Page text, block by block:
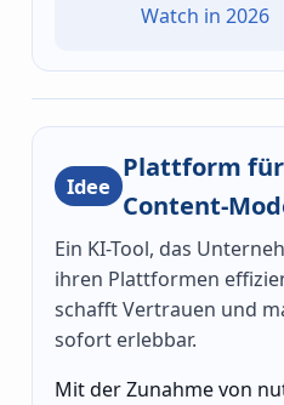
Watch in 2026
Idee
Plattform
Content-
Ein KI-Tool, das
ihren Plattformen
schafft Vertrauen und
sofort erlebbar.
Mit der Zunahme von